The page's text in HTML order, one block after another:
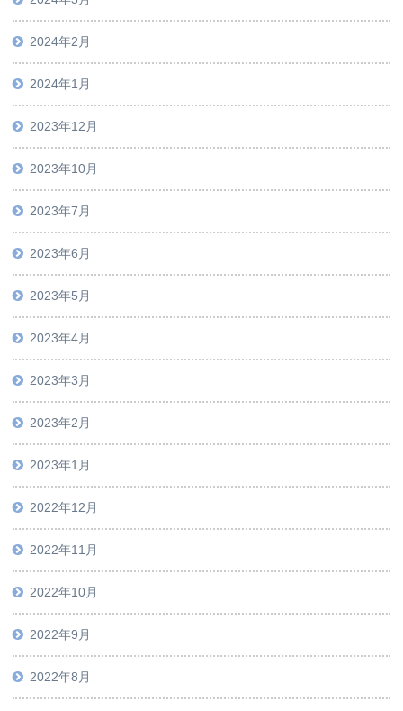
2024年2月
2024年1月
2023年12月
2023年10月
2023年7月
2023年6月
2023年5月
2023年4月
2023年3月
2023年2月
2023年1月
2022年12月
2022年11月
2022年10月
2022年9月
2022年8月